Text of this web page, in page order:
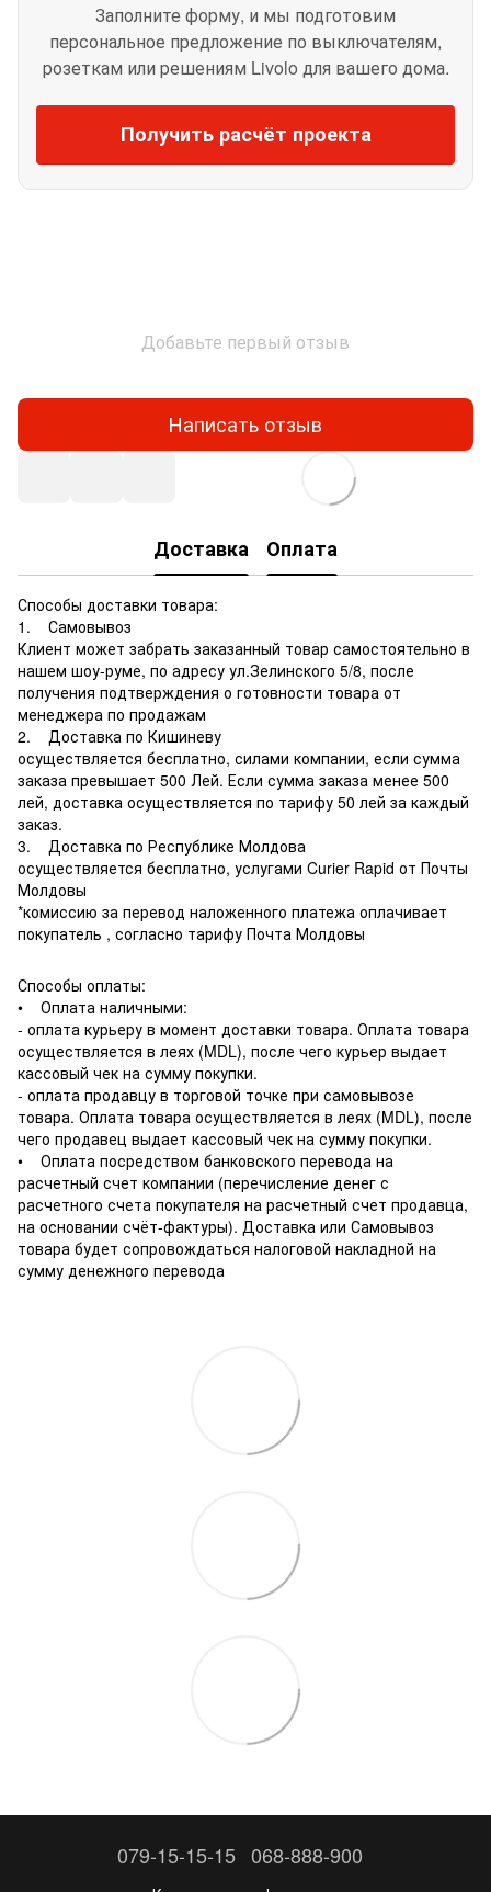
Заполните форму, и мы подготовим
персональное предложение по выключателям,
розеткам или решениям Livolo для вашего дома.
Получить расчёт проекта
Добавьте первый отзыв
Написать отзыв
Доставка Оплата
Способы доставки товара:
1. Самовывоз
Клиент может забрать заказанный товар самостоятельно в
нашем шоу-руме, по адресу ул.Зелинского 5/8, после
получения подтверждения о готовности товара от
менеджера по продажам
2. Доставка по Кишиневу
осуществляется бесплатно, силами компании, если сумма
заказа превышает 500 Лей. Если сумма заказа менее 500
лей, доставка осуществляется по тарифу 50 лей за каждый
заказ.
3. Доставка по Республике Молдова
осуществляется бесплатно, услугами Curier Rapid от Почты
Молдовы
*комиссию за перевод наложенного платежа оплачивает
покупатель , согласно тарифу Почта Молдовы
Способы оплаты:
• Оплата наличными:
- оплата курьеру в момент доставки товара. Оплата товара
осуществляется в леях (MDL), после чего курьер выдает
кассовый чек на сумму покупки.
- оплата продавцу в торговой точке при самовывозе
товара. Оплата товара осуществляется в леях (MDL), после
чего продавец выдает кассовый чек на сумму покупки.
• Оплата посредством банковского перевода на
расчетный счет компании (перечисление денег с
расчетного счета покупателя на расчетный счет продавца,
на основании счёт-фактуры). Доставка или Самовывоз
товара будет сопровождаться налоговой накладной на
сумму денежного перевода
079-15-15-15 068-888-900